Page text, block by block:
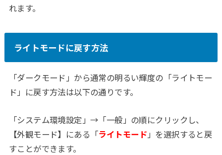
れます。
ライトモードに戻す方法
「ダークモード」から通常の明るい輝度の「ライトモー
ド」に戻す方法は以下の通りです。
「システム環境設定」→「一般」の順にクリックし、
【外観モード】にある「ライトモード」を選択すると戻
すことができます。